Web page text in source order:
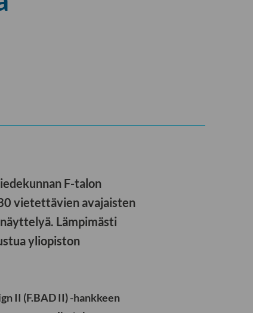
F-talon
vietettävien avajaisten
Lämpimästi
yliopiston
II (F.BAD II) -hankkeen